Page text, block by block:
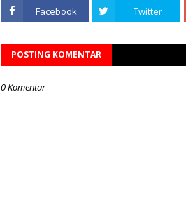
Facebook Twitter
POSTING KOMENTAR
0 Komentar